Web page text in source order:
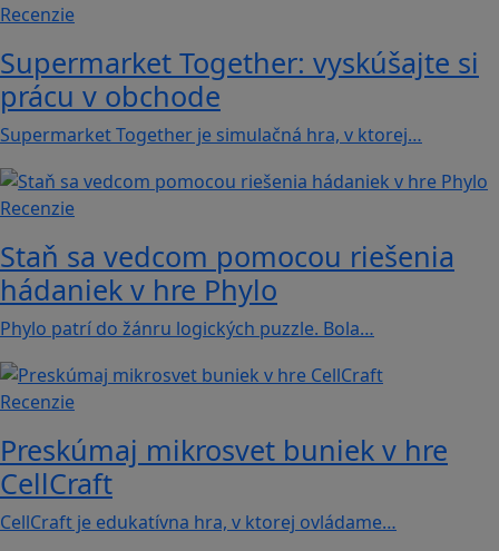
Recenzie
Supermarket Together: vyskúšajte si
prácu v obchode
Supermarket Together je simulačná hra, v ktorej…
Recenzie
Staň sa vedcom pomocou riešenia
hádaniek v hre Phylo
Phylo patrí do žánru logických puzzle. Bola…
Recenzie
Preskúmaj mikrosvet buniek v hre
CellCraft
CellCraft je edukatívna hra, v ktorej ovládame…